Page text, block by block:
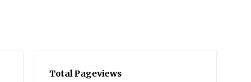
Total Pageviews